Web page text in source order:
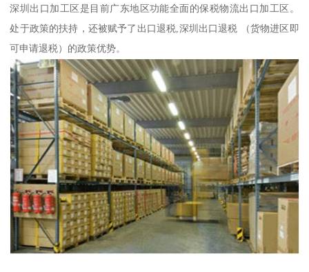
深圳出口加工区是目前广东地区功能全面的保税物流出口加工区。
处于政策的扶持，还被赋予了出口退税,深圳出口退税 （货物进区即
可申请退税）的政策优势。